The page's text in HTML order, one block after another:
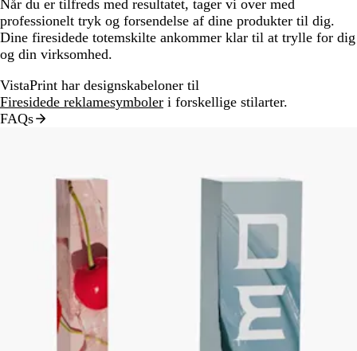
Når du er tilfreds med resultatet, tager vi over med
professionelt tryk og forsendelse af dine produkter til dig.
Dine firesidede totemskilte ankommer klar til at trylle for dig
og din virksomhed.
VistaPrint har designskabeloner til
Firesidede reklamesymboler i forskellige stilarter.
FAQs